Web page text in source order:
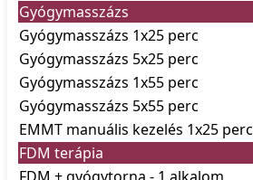
Gyógymasszázs
Gyógymasszázs 1x25 perc
Gyógymasszázs 5x25 perc
Gyógymasszázs 1x55 perc
Gyógymasszázs 5x55 perc
EMMT manuális kezelés 1x25 perc
FDM terápia